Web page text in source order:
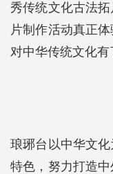
秀传统文化古法
片制作活动真正
对中华传统文化有
琅琊台以中华文
特色，努力打造